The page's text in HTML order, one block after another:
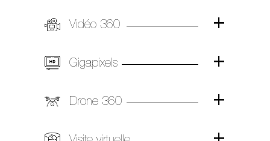
Vidéo 360
Gigapixels
Drone 360